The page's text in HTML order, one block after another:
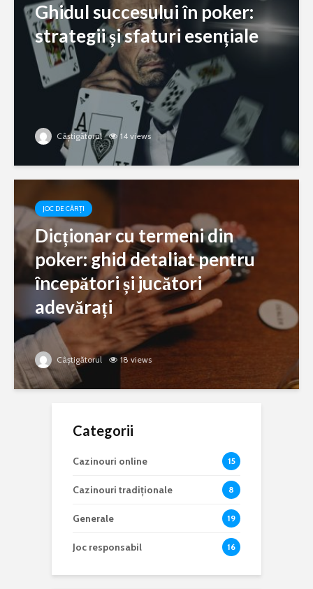
Ghidul succesului în poker:
strategii și sfaturi esențiale
Câștigătorul 14 views
JOC DE CĂRȚI
Dicționar cu termeni din
poker: ghid detaliat pentru
începători și jucători
adevărați
Câștigătorul 18 views
Categorii
Cazinouri online 15
Cazinouri tradiționale 8
Generale 19
Joc responsabil 16